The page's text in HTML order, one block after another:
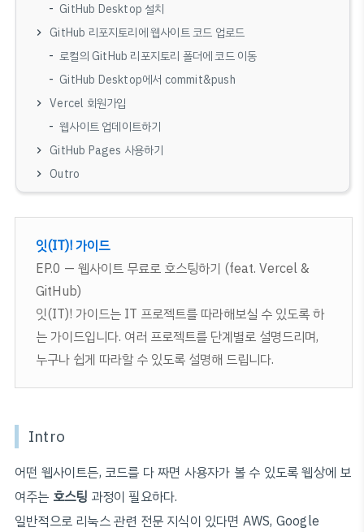
GitHub Desktop 설치
GitHub 리포지토리에 웹사이트 코드 업로드
로컬의 GitHub 리포지토리 폴더에 코드 이동
GitHub Desktop에서 commit&push
Vercel 회원가입
웹사이트 업데이트하기
GitHub Pages 사용하기
Outro
잇(IT)! 가이드
EP.0 — 웹사이트 무료로 호스팅하기 (feat. Vercel &
GitHub)
잇(IT)! 가이드는 IT 프로젝트를 따라해보실 수 있도록 하
는 가이드입니다. 여러 프로젝트를 단계별로 설명드리며,
누구나 쉽게 따라할 수 있도록 설명해 드립니다.
Intro
어떤 웹사이트든, 코드를 다 짜면 사용자가 볼 수 있도록 웹상에 보
여주는 호스팅 과정이 필요하다.
일반적으로 리눅스 관련 전문 지식이 있다면 AWS, Google